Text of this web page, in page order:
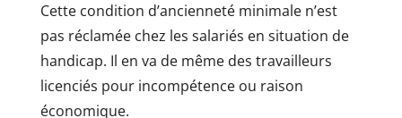
Cette condition d’ancienneté minimale n’est
pas réclamée chez les salariés en situation de
handicap. Il en va de même des travailleurs
licenciés pour incompétence ou raison
économique.